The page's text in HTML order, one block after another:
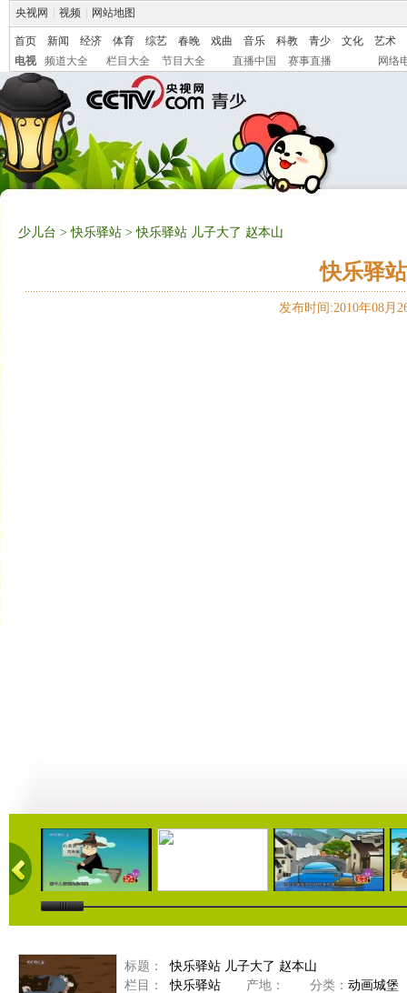
央视网 视频 网站地图
首页 新闻 经济 体育 综艺 春晚 戏曲 音乐 科教 青少 文化
艺术
电视
频道大全 栏目大全 节目大全 直播中国 赛事直播 网络
少儿台 >快乐驿站 > 快乐驿站 儿子大了 赵本山
快乐驿
发布时间:2010年08月
04:53 04:41 08:25
标题：
快乐驿站 儿子大了 赵本山
栏目：
快乐驿站 产地： 分类： 动画城堡